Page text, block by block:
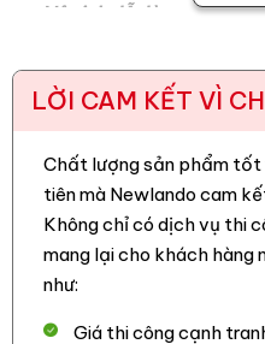
Vệ sinh dễ dàng :
+ Dễ bảo dưỡng và lau chùi:
hay bảo dưỡng bằng nước
+ Đặc tính chống bám dính
việc vệ sinh và bảo trì của
Độ bền cao: Gạch kính
thủy tinh thuần nhất và
thể chống lại những yếu
LỜI CAM KẾT VÌ
Chất lượng sản phẩm
tiên mà Newlando cam
Không chỉ có dịch vụ thi
mang lại cho khách hàng
như:
Giá thi công cạnh